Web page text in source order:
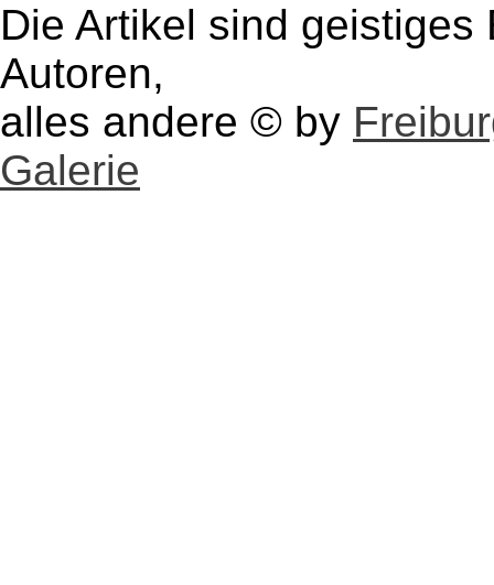
Die Artikel sind
Autoren,
alles andere © by
Galerie